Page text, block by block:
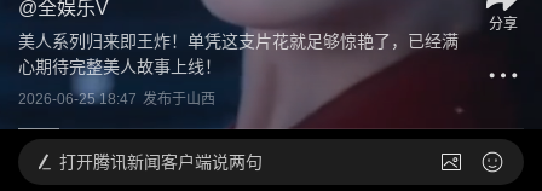
@全娱乐V
美人系列归来即王炸！单凭这支片花就足够惊艳了，已经满
心期待完整美人故事上线！
2026-06-25 18:47 发布于山西
分享
打开腾讯新闻客户端说两句